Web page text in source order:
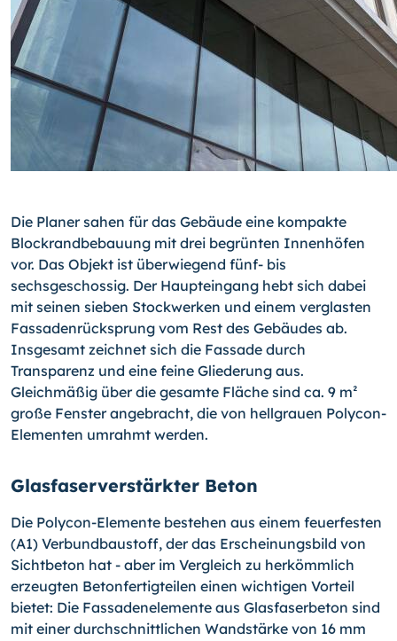
Die Planer sahen für das Gebäude eine kompakte
Blockrandbebauung mit drei begrünten Innenhöfen
vor. Das Objekt ist überwiegend fünf- bis
sechsgeschossig. Der Haupteingang hebt sich dabei
mit seinen sieben Stockwerken und einem verglasten
Fassadenrücksprung vom Rest des Gebäudes ab.
Insgesamt zeichnet sich die Fassade durch
Transparenz und eine feine Gliederung aus.
Gleichmäßig über die gesamte Fläche sind ca. 9 m²
große Fenster angebracht, die von hellgrauen Polycon-
Elementen umrahmt werden.
Glasfaserverstärkter Beton
Die Polycon-Elemente bestehen aus einem feuerfesten
(A1) Verbundbaustoff, der das Erscheinungsbild von
Sichtbeton hat - aber im Vergleich zu herkömmlich
erzeugten Betonfertigteilen einen wichtigen Vorteil
bietet: Die Fassadenelemente aus Glasfaserbeton sind
mit einer durchschnittlichen Wandstärke von 16 mm